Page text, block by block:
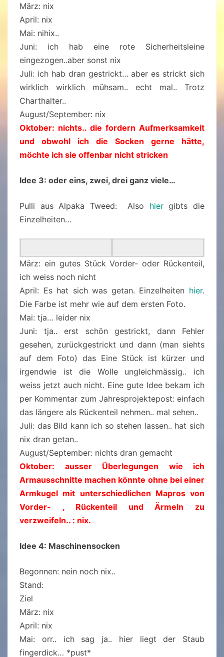
März: nix
April: nix
Mai: nihix..
Juni: ich hab eine rote Sicherheitsleine
eingezogen..aber sonst nix
Juli: ich hab dran gestrickt… aber es strickt sich
wirklich wirklich mühsam.. echt mal.. Trotz
Charthalter..
August/September: nix
Oktober: nichts.. die fordern Aufmerksamkeit
und obwohl ich die Socken gerne hätte,
möchte ich sie offenbar nicht stricken
Idee 3: oder eins, zwei, drei ganz viele…
Pulli aus Alpaka Tweed: Also hiergibts die
Einzelheiten…
März: ein gutes Stück Vorder- oder Rückenteil,
ich weiss noch nicht
April: Es hat sich was getan. Einzelheiten hier.
Die Farbe ist mehr wie auf dem ersten Foto.
Mai: tja… leider nix
Juni: tja.. erst schön gestrickt, dann Fehler
gesehen, zurückgestrickt und dann (man siehts
auf dem Foto) das Eine Stück ist kürzer und
irgendwie ist die Wolle ungleichmässig.. ich
weiss jetzt auch nicht. Eine gute Idee bekam ich
per Kommentar zum Jahresprojektepost: einfach
das längere als Rückenteil nehmen.. mal sehen..
Juli: das Bild kann ich so stehen lassen.. hat sich
nix dran getan..
August/September: nichts dran gemacht
Oktober: ausser Überlegungen wie ich
Armausschnitte machen könnte ohne bei einer
Armkugel mit unterschiedlichen Mapros von
Vorder- , Rückenteil und Ärmeln zu
verzweifeln.. : nix.
Idee 4: Maschinensocken
Begonnen: nein noch nix..
Stand:
Ziel
März: nix
April: nix
Mai: orr.. ich sag ja.. hier liegt der Staub
fingerdick… *pust*